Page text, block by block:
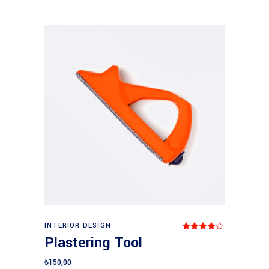
INTERIOR DESIGN
Plastering Tool
₺150,00